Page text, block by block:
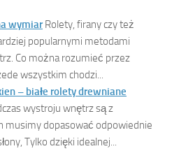
wymiar Rolety, firany czy też
popularnymi metodami
Co można rozumieć przez
wszystkim chodzi...
– białe rolety drewniane
wystroju wnętrz są z
musimy dopasować odpowiednie
Tylko dzięki idealnej...